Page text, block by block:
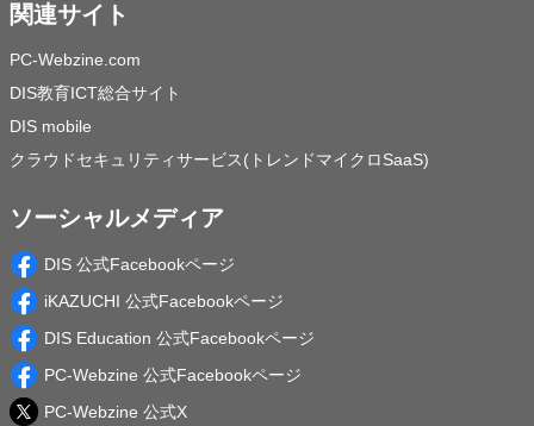
関連サイト
PC-Webzine.com
DIS教育ICT総合サイト
DIS mobile
クラウドセキュリティサービス(トレンドマイクロSaaS)
ソーシャルメディア
DIS 公式Facebookページ
iKAZUCHI 公式Facebookページ
DIS Education 公式Facebookページ
PC-Webzine 公式Facebookページ
PC-Webzine 公式X